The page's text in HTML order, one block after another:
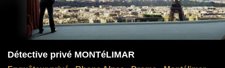
Détective privé MONTéLIMAR